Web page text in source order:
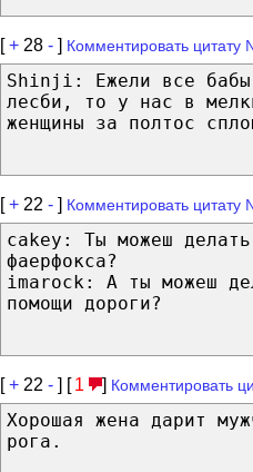
[+ 28 - ] Комментировать цитату
Shinji: Ежели все бабы
лесби, то у нас в
женщины за полтос
[+ 22 - ] Комментировать цитату
cakey: Ты можеш
фаерфокса?
imarock: А ты можеш
помощи дороги?
[+ 22 - ] [ 1 ] Комментировать
Хорошая жена дарит
рога.